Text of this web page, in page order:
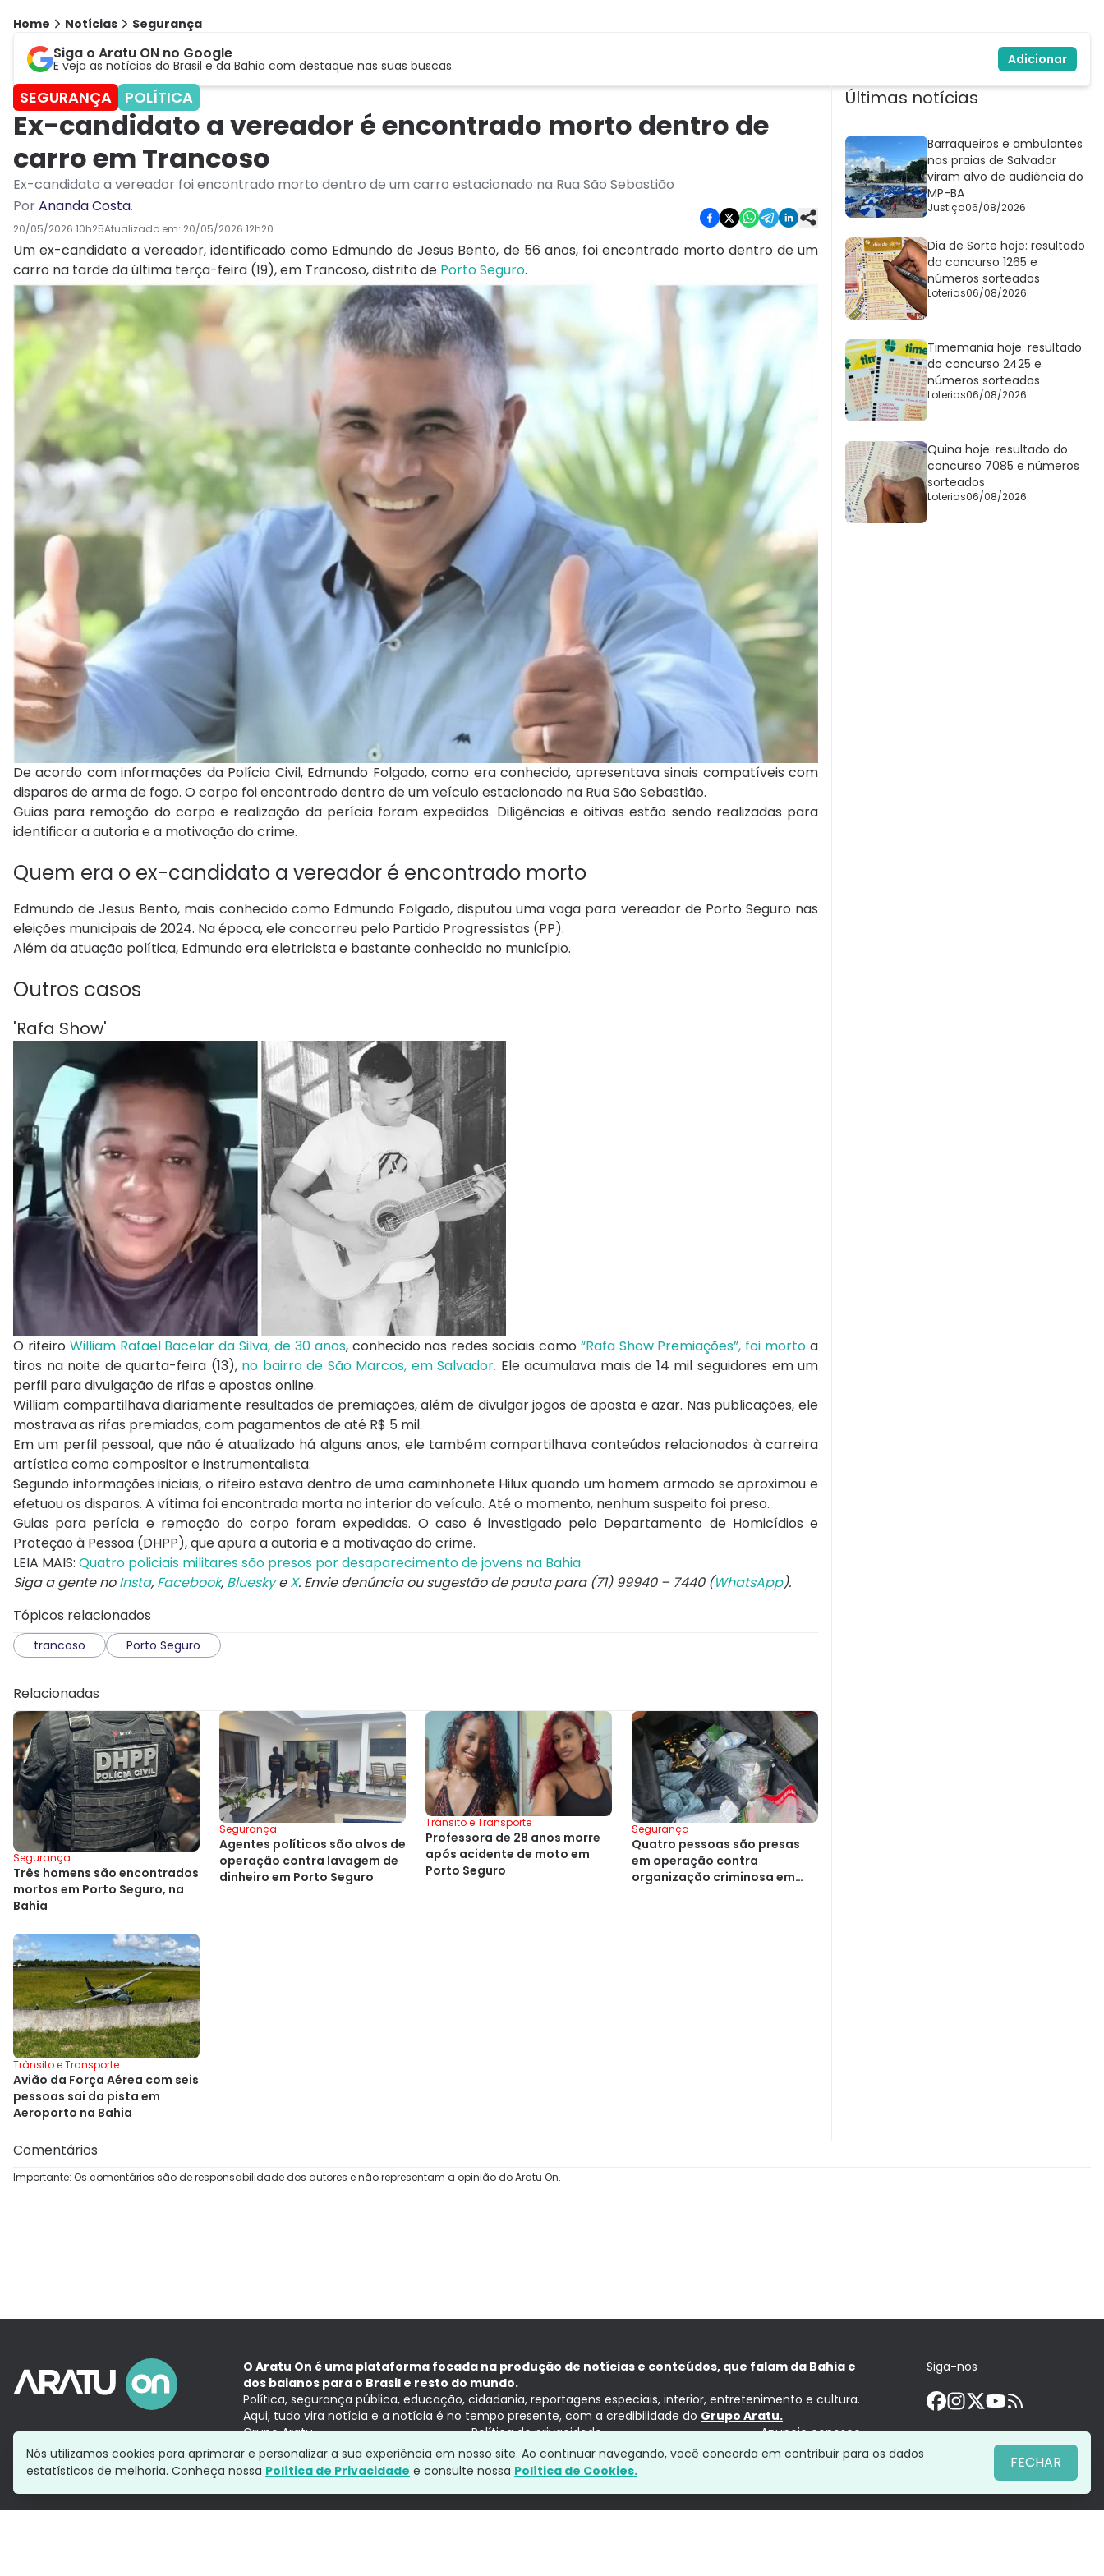
Home Notícias Segurança
Siga o Aratu ON no Google
E veja as notícias do Brasil e da Bahia com destaque nas suas buscas. Adicionar
SEGURANÇA POLÍTICA
Ex-candidato a vereador é encontrado morto dentro de
carro em Trancoso
Ex-candidato a vereador foi encontrado morto dentro de um carro estacionado na Rua São Sebastião
PorAnanda Costa.
20/05/2026 10h25Atualizado em: 20/05/2026 12h20
Um ex-candidato a vereador, identificado como Edmundo de Jesus Bento, de 56 anos, foi encontrado morto dentro de um
carro na tarde da última terça-feira (19), em Trancoso, distrito de Porto Seguro.
De acordo com informações da Polícia Civil, Edmundo Folgado, como era conhecido, apresentava sinais compatíveis com
disparos de arma de fogo. O corpo foi encontrado dentro de um veículo estacionado na Rua São Sebastião.
Guias para remoção do corpo e realização da perícia foram expedidas. Diligências e oitivas estão sendo realizadas para
identificar a autoria e a motivação do crime.
Quem era o ex-candidato a vereador é encontrado morto
Edmundo de Jesus Bento, mais conhecido como Edmundo Folgado, disputou uma vaga para vereador de Porto Seguro nas
eleições municipais de 2024. Na época, ele concorreu pelo Partido Progressistas (PP).
Além da atuação política, Edmundo era eletricista e bastante conhecido no município.
Outros casos
'Rafa Show'
O rifeiro William Rafael Bacelar da Silva, de 30 anos, conhecido nas redes sociais como “Rafa Show Premiações”, foi morto a
tiros na noite de quarta-feira (13), no bairro de São Marcos, em Salvador. Ele acumulava mais de 14 mil seguidores em um
perfil para divulgação de rifas e apostas online.
William compartilhava diariamente resultados de premiações, além de divulgar jogos de aposta e azar. Nas publicações, ele
mostrava as rifas premiadas, com pagamentos de até R$ 5 mil.
Em um perfil pessoal, que não é atualizado há alguns anos, ele também compartilhava conteúdos relacionados à carreira
artística como compositor e instrumentalista.
Segundo informações iniciais, o rifeiro estava dentro de uma caminhonete Hilux quando um homem armado se aproximou e
efetuou os disparos. A vítima foi encontrada morta no interior do veículo. Até o momento, nenhum suspeito foi preso.
Guias para perícia e remoção do corpo foram expedidas. O caso é investigado pelo Departamento de Homicídios e
Proteção à Pessoa (DHPP), que apura a autoria e a motivação do crime.
LEIA MAIS: Quatro policiais militares são presos por desaparecimento de jovens na Bahia
Siga a gente noInsta, Facebook, BlueskyeX. Envie denúncia ou sugestão de pauta para (71) 99940 – 7440 (WhatsApp).
Tópicos relacionados
trancoso Porto Seguro
Relacionadas
Segurança
Três homens são encontrados
mortos em Porto Seguro, na
Bahia
Segurança
Agentes políticos são alvos de
operação contra lavagem de
dinheiro em Porto Seguro
Trânsito e Transporte
Professora de 28 anos morre
após acidente de moto em
Porto Seguro
Segurança
Quatro pessoas são presas
em operação contra
organização criminosa em
Trânsito e Transporte
Avião da Força Aérea com seis
pessoas sai da pista em
Aeroporto na Bahia
Últimas notícias
Barraqueiros e ambulantes
nas praias de Salvador
viram alvo de audiência do
MP-BA
Justiça06/08/2026
Dia de Sorte hoje: resultado
do concurso 1265 e
números sorteados
Loterias06/08/2026
Timemania hoje: resultado
do concurso 2425 e
números sorteados
Loterias06/08/2026
Quina hoje: resultado do
concurso 7085 e números
sorteados
Loterias06/08/2026
Comentários
Importante: Os comentários são de responsabilidade dos autores e não representam a opinião do Aratu On.
O Aratu On é uma plataforma focada na produção de notícias e conteúdos, que falam da Bahia e
dos baianos para o Brasil e resto do mundo.
Política, segurança pública, educação, cidadania, reportagens especiais, interior, entretenimento e cultura.
Aqui, tudo vira notícia e a notícia é no tempo presente, com a credibilidade do Grupo Aratu.
Grupo Aratu
Política de privacidade Anuncie conosco
Siga-nos
Nós utilizamos cookies para aprimorar e personalizar a sua experiência em nosso site. Ao continuar navegando, você concorda em contribuir para os dados
estatísticos de melhoria. Conheça nossa Política de Privacidade e consulte nossa Política de Cookies. FECHAR